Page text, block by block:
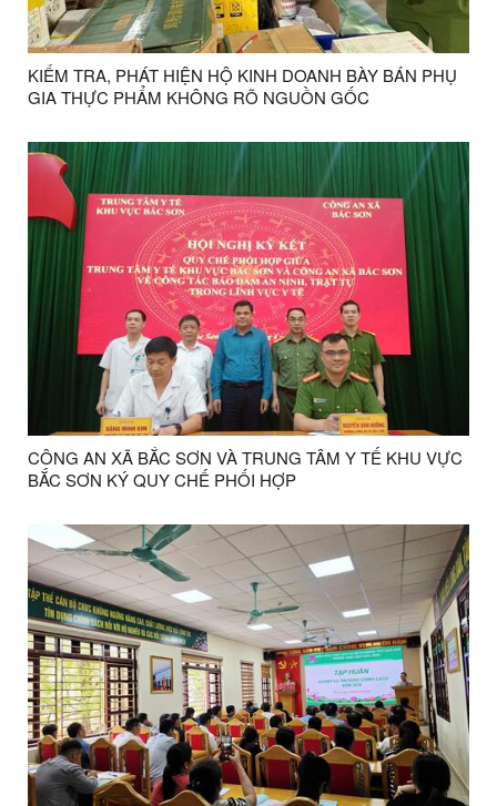
KIỂM TRA, PHÁT HIỆN HỘ KINH DOANH BÀY BÁN PHỤ
GIA THỰC PHẨM KHÔNG RÕ NGUỒN GỐC
CÔNG AN XÃ BẮC SƠN VÀ TRUNG TÂM Y TẾ KHU VỰC
BẮC SƠN KÝ QUY CHẾ PHỐI HỢP